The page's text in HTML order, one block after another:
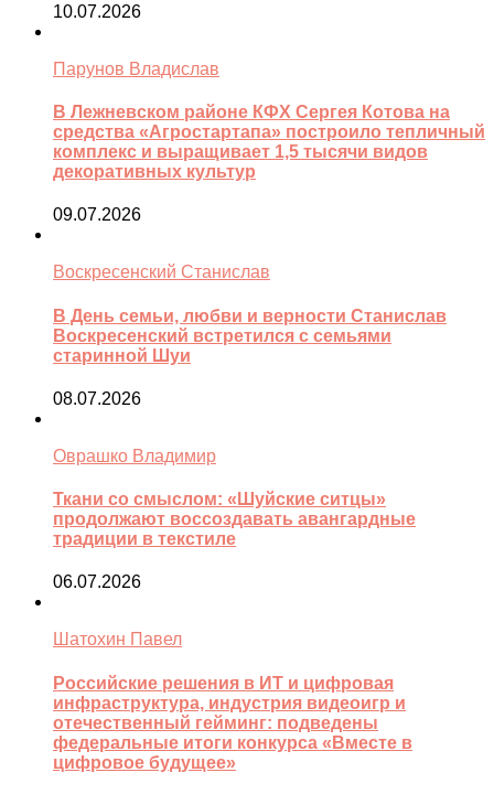
10.07.2026
Парунов Владислав
В Лежневском районе КФХ Сергея Котова на
средства «Агростартапа» построило тепличный
комплекс и выращивает 1,5 тысячи видов
декоративных культур
09.07.2026
Воскресенский Станислав
В День семьи, любви и верности Станислав
Воскресенский встретился с семьями
старинной Шуи
08.07.2026
Оврашко Владимир
Ткани со смыслом: «Шуйские ситцы»
продолжают воссоздавать авангардные
традиции в текстиле
06.07.2026
Шатохин Павел
Российские решения в ИТ и цифровая
инфраструктура, индустрия видеоигр и
отечественный гейминг: подведены
федеральные итоги конкурса «Вместе в
цифровое будущее»